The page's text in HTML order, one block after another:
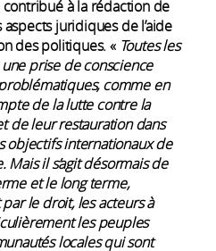
contribué à la rédaction de
aspects juridiques de l’aide
des politiques. « Toutes les
prise de conscience
comme en
de la lutte contre la
de leur restauration dans
objectifs internationaux de
il s’agit désormais de
et le long terme,
le droit, les acteurs à
les peuples
locales qui sont